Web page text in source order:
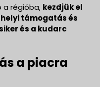
a régióba, kezdjük el
támogatás és
és a kudarc
a piacra